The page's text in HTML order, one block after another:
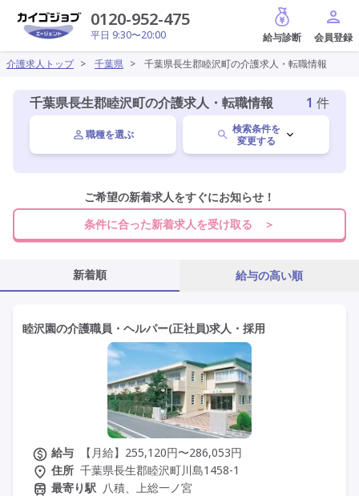
0120-952-475
平日 9:30〜20:00
給与診断
介護求人トップ > 千葉県 > 千葉県長生郡睦沢町の介護求人・転職情報
千葉県長生郡睦沢町の介護求人・転職情報 1 件
職種を選ぶ
検索条件を
変更する
千葉県 変更
その他の条件を選ぶ
ご希望の新着求人をすぐにお知らせ！
条件に合った新着求人を受け取る ＞
新着順 給与の高い順
睦沢園の介護職員・ヘルパー(正社員)求人・採用
給与
【月給】255,120円〜286,053円
住所 千葉県長生郡睦沢町川島1458-1
最寄り駅 八積、上総一ノ宮